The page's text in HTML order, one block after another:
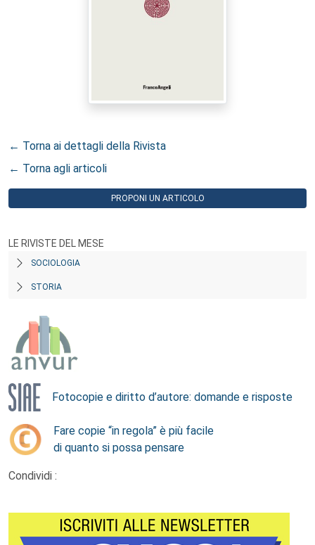
← Torna ai dettagli della Rivista
← Torna agli articoli
PROPONI UN ARTICOLO
LE RIVISTE DEL MESE
SOCIOLOGIA
STORIA
Fotocopie e diritto d’autore: domande e risposte
Fare copie “in regola” è più facile
di quanto si possa pensare
Condividi :